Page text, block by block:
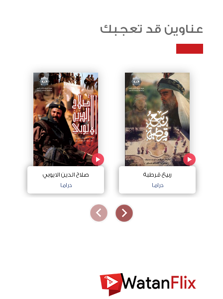
عناوين قد تعجبك
ربيع قرطبة
دراما
صلاح الدين الايوبي
دراما